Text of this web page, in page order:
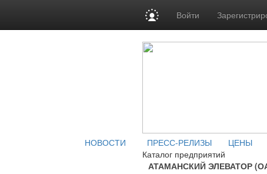
Войти
НОВОСТИ ПРЕСС-РЕЛИЗЫ ЦЕНЫ
Каталог предприятий
АТАМАНСКИЙ ЭЛЕВАТОР